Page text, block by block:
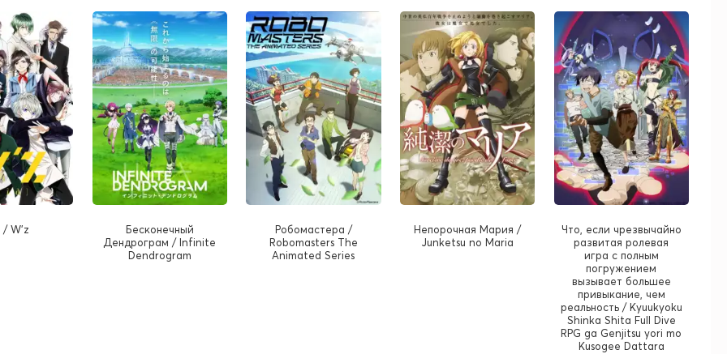
/ W'z
Бесконечный
Дендрограм / Infinite
Dendrogram
Робомастера /
Robomasters The
Animated Series
Непорочная Мария /
Junketsu no Maria
Что, если чрезвычайно
развитая ролевая
игра с полным
погружением
вызывает большее
привыкание, чем
реальность / Kyuukyoku
Shinka Shita Full Dive
RPG ga Genjitsu yori mo
Kusogee Dattara